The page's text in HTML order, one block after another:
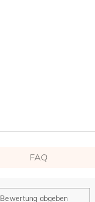
FAQ
Bewertung abgeben